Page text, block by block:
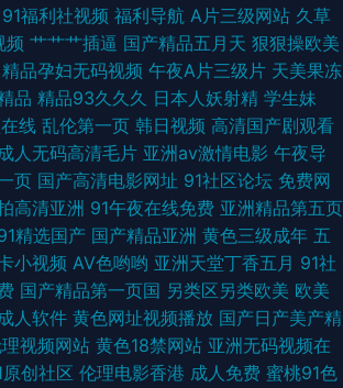
免费在线看污 韩国草逼 东京热AV无码 99自拍视频在
看 一念关山电视剧全集免费观看下载 亚洲丁香成人久
二区中文 欧美一片私人影院免费 免费的电影网站大全
1区2区3区 成人免费毛片网站 肏屄免费 最新国产日韩
线观看 一区二区三区在 性福利导航 日韩卡1卡2卡 91
费中文字幕在线 榴莲视频在线看一日韩 禁止18点 国产
91精品福利一区二区 午夜精品成人 日本免费在线电影
91福利社视频 福利导航 A片三级网站 久草
频 艹艹艹插逼 国产精品五月天 狠狠操欧美
精品孕妇无码视频 午夜A片三级片 天美果冻
品 精品93久久久 日本人妖射精 学生妹
线 乱伦第一页 韩日视频 高清国产剧观看
人无码高清毛片 亚洲av激情电影 午夜导
页 国产高清电影网址 91社区论坛 免费网
高清亚洲 91午夜在线免费 亚洲精品第五页
精选国产 国产精品亚洲 黄色三级成年 五
小视频 AV色哟哟 亚洲天堂丁香五月 91社
国产精品第一页国 另类区另类欧美 欧美
人软件 黄色网址视频播放 国产日产美产精
视频网站 黄色18禁网站 亚洲无码视频在
原创社区 伦理电影香港 成人免费 蜜桃91色